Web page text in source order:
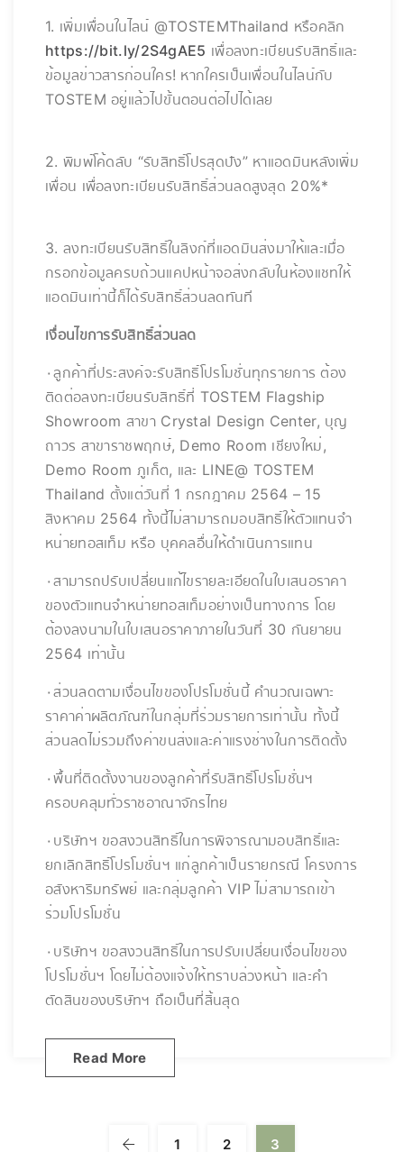
1. เพิ่มเพื่อนในไลน์ @TOSTEMThailand หรือคลิก
https://bit.ly/2S4gAE5 เพื่อลงทะเบียนรับสิทธิ์และ
ข้อมูลข่าวสารก่อนใคร! หากใครเป็นเพื่อนในไลน์กับ
TOSTEM อยู่แล้วไปขั้นตอนต่อไปได้เลย
2. พิมพ์โค้ดลับ “รับสิทธิ์โปรสุดปัง” หาแอดมินหลังเพิ่ม
เพื่อน เพื่อลงทะเบียนรับสิทธิ์ส่วนลดสูงสุด 20%*
3. ลงทะเบียนรับสิทธิ์ในลิงก์ที่แอดมินส่งมาให้และเมื่อ
กรอกข้อมูลครบถ้วนแคปหน้าจอส่งกลับในห้องแชทให้
แอดมินเท่านี้ก็ได้รับสิทธิ์ส่วนลดทันที
เงื่อนไขการรับสิทธิ์ส่วนลด
۰ลูกค้าที่ประสงค์จะรับสิทธิ์โปรโมชั่นทุกรายการ ต้อง
ติดต่อลงทะเบียนรับสิทธิ์ที่ TOSTEM Flagship
Showroom สาขา Crystal Design Center, บุญ
ถาวร สาขาราชพฤกษ์, Demo Room เชียงใหม่,
Demo Room ภูเก็ต, และ LINE@ TOSTEM
Thailand ตั้งแต่วันที่ 1 กรกฎาคม 2564 – 15
สิงหาคม 2564 ทั้งนี้ไม่สามารถมอบสิทธิ์ให้ตัวแทนจำ
หน่ายทอสเท็ม หรือ บุคคลอื่นให้ดำเนินการแทน
۰สามารถปรับเปลี่ยนแก้ไขรายละเอียดในใบเสนอราคา
ของตัวแทนจำหน่ายทอสเท็มอย่างเป็นทางการ โดย
ต้องลงนามในใบเสนอราคาภายในวันที่ 30 กันยายน
2564 เท่านั้น
۰ส่วนลดตามเงื่อนไขของโปรโมชั่นนี้ คำนวณเฉพาะ
ราคาค่าผลิตภัณฑ์ในกลุ่มที่ร่วมรายการเท่านั้น ทั้งนี้
ส่วนลดไม่รวมถึงค่าขนส่งและค่าแรงช่างในการติดตั้ง
۰พื้นที่ติดตั้งงานของลูกค้าที่รับสิทธิ์โปรโมชั่นฯ
ครอบคลุมทั่วราชอาณาจักรไทย
۰บริษัทฯ ขอสงวนสิทธิ์ในการพิจารณามอบสิทธิ์และ
ยกเลิกสิทธิ์โปรโมชั่นฯ แก่ลูกค้าเป็นรายกรณี โครงการ
อสังหาริมทรัพย์ และกลุ่มลูกค้า VIP ไม่สามารถเข้า
ร่วมโปรโมชั่น
۰บริษัทฯ ขอสงวนสิทธิ์ในการปรับเปลี่ยนเงื่อนไขของ
โปรโมชั่นฯ โดยไม่ต้องแจ้งให้ทราบล่วงหน้า และคำ
ตัดสินของบริษัทฯ ถือเป็นที่สิ้นสุด
Read More
1 2 3